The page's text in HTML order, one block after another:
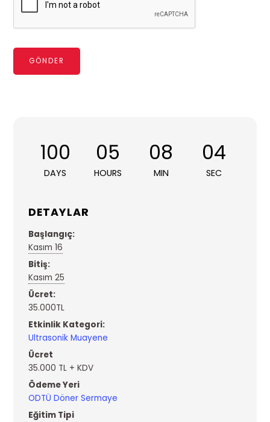
GÖNDER
100
DAYS
05
HOURS
08
MIN
04
SEC
DETAYLAR
Başlangıç:
Kasım 16
Bitiş:
Kasım 25
Ücret:
35.000TL
Etkinlik Kategori:
Ultrasonik Muayene
Ücret
35.000 TL + KDV
Ödeme Yeri
ODTÜ Döner Sermaye
Eğitim Tipi